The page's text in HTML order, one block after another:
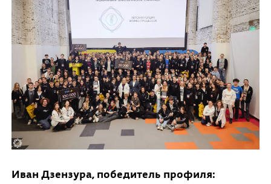
Иван Дзензура, победитель профиля: